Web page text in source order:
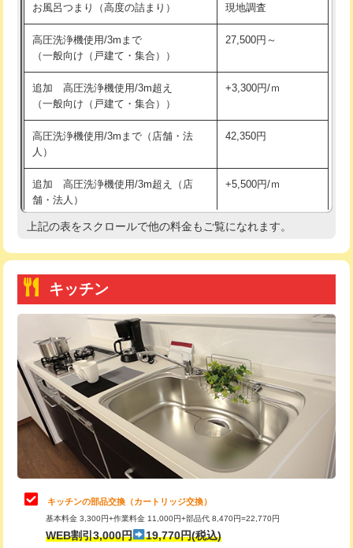
式・ワンホール）)
交換・取付(排水栓・排水トラップ
（P/S/ポップアップ））
22,000円+材料費
交換・取付（その他部品） 11,000円+材料費
持込商品取付（単水栓） 13,200円
持込商品取付（混合水栓）
持込商品取付（浄水器・分岐水栓） 16,500円
持込商品取付（温水洗浄便座） 22,000円
持込商品取付（普通便座⇔温水洗浄便
22,000円
給水管工事※（ホール加工)
給水管工事※（バンド止め) 3,300円
給水管工事※（支持金具設置) 5,500円
給水管工事※（保温材使用（バンド止
め込み）)
5,500円
給水管工事※（土の掘削・埋め戻し作
11,000円
給水管工事※（塩ビ管（VP・HI）使
用/3ｍまで)
給水管工事※（塩ビ管（VP・HI）使
お風呂つまり（高度の詰まり） 現地調査
高圧洗浄機使用/3mまで
（一般向け（戸建て・集合））
27,500円～
追加 高圧洗浄機使用/3m超え
（一般向け（戸建て・集合））
+3,300円/ｍ
高圧洗浄機使用/3mまで（店舗・法
人）
42,350円
追加 高圧洗浄機使用/3m超え（店
舗・法人）
+5,500円/ｍ
高度高圧洗浄換 現地調査
トーラー機使用/3mまで
追加トーラー機使用/3m超え +3,300円
カメラ調査 33,000円
桝清掃 8,800円
止水・漏水調査・防水処理・清掃・修
理・調整・分解・加工など（軽作業）
11,000円
止水・漏水調査・防水処理・清掃・修
理・調整・分解・加工など（中作業）
22,000円
止水・漏水調査・防水処理・清掃・修
理・調整・分解・加工など（重作業）
33,000円
上記の表をスクロールで他の料金もご覧になれます。
キッチン
キッチンの部品交換（カートリッジ交換）
基本料金 3,300円+作業料金 11,000円+部品代 8,470円=22,770円
WEB割引3,000円 19,770円(税込)